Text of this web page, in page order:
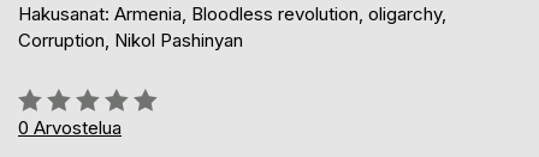
Hakusanat: Armenia, Bloodless revolution, oligarchy,
Corruption, Nikol Pashinyan
Arvostelu::
0%
0 Arvostelua